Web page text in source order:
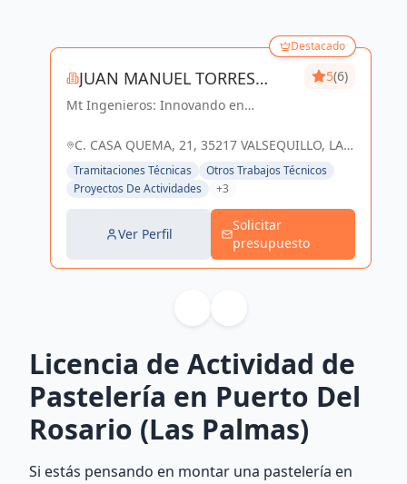
Destacado
JUAN MANUEL TORRES
SANCHEZ
Mt Ingenieros: Innovando en
sostenible en Las Palmas y
5(6)
C. CASA QUEMA, 21, 35217 VALSEQUILLO, LAS
PALMAS, ESPAÑA, España
Tramitaciones Técnicas
Otros Trabajos Técnicos
Proyectos De Actividades
+3
Ver Perfil
Solicitar
presupuesto
Licencia de Actividad de
Pastelería en Puerto Del
Rosario (Las Palmas)
Si estás pensando en montar una pastelería en